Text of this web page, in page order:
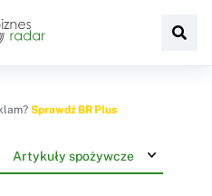
Sprawdź BR Plus
Artykuły spożywcze